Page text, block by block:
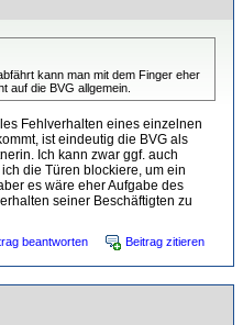
kann man mit dem Finger eher
auf die BVG allgemein.
Fehlverhalten eines einzelnen
ist eindeutig die BVG als
Ich kann zwar ggf. auch
die Türen blockiere, um ein
es wäre eher Aufgabe des
seiner Beschäftigten zu
beantworten Beitrag zitieren